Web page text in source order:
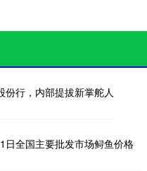
行，内部提拔新掌舵人
日全国主要批发市场鲟鱼价格